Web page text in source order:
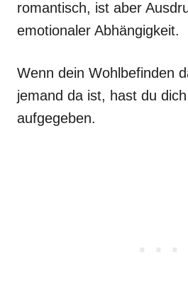
romantisch, ist aber
emotionaler Abhängigkeit.
Wenn dein Wohlbefinden
jemand da ist, hast du
aufgegeben.